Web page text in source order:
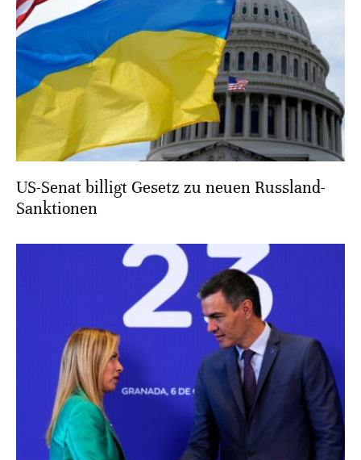
US-Senat billigt Gesetz zu neuen Russland-
Sanktionen